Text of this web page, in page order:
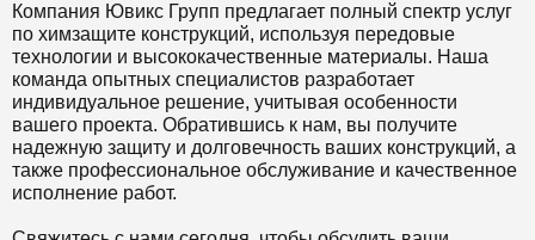
Компания Ювикс Групп предлагает полный спектр услуг
по химзащите конструкций, используя передовые
технологии и высококачественные материалы. Наша
команда опытных специалистов разработает
индивидуальное решение, учитывая особенности
вашего проекта. Обратившись к нам, вы получите
надежную защиту и долговечность ваших конструкций, а
также профессиональное обслуживание и качественное
исполнение работ.